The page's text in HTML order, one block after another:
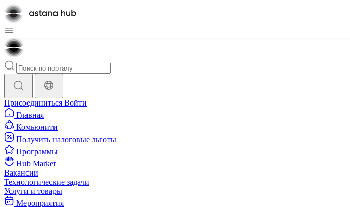
Присоединиться Войти
Главная
Комьюнити
Получить налоговые льготы
Программы
Hub Market
Вакансии
Технологические задачи
Услуги и товары
Мероприятия